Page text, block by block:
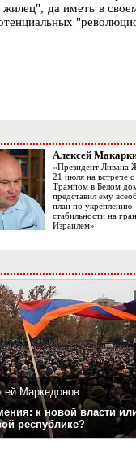
да иметь в
Алексей
«Президент Ливана
21 июля на встрече
Трампом в Белом
представил ему
план по укреплению
стабильности на
Израилем»
Маркедонов
к новой власти
республике?